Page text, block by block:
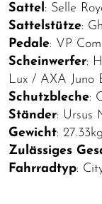
Sattel : Selle
Sattelstütze:
Pedale: VP
Scheinwerfer:
Lux / AXA Juno
Schutzbleche:
Ständer: Ursus
Gewicht: 27.33kg
Zulässiges
Fahrradtyp: